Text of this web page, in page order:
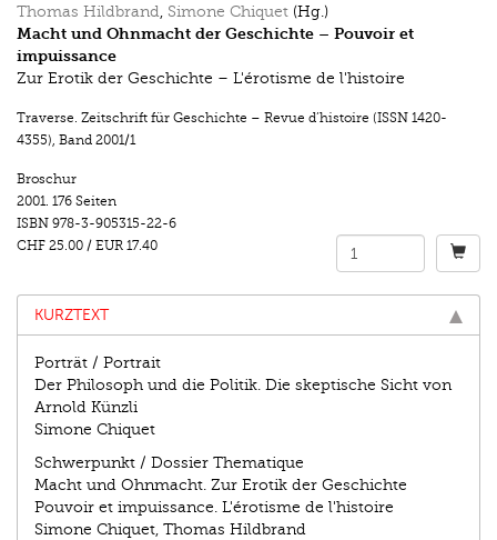
Thomas Hildbrand, Simone Chiquet (Hg.)
Macht und Ohnmacht der Geschichte – Pouvoir et
impuissance
Zur Erotik der Geschichte – L'érotisme de l'histoire
Traverse. Zeitschrift für Geschichte – Revue d’histoire (ISSN 1420-
4355), Band 2001/1
Broschur
2001. 176 Seiten
ISBN 978-3-905315-22-6
CHF 25.00 / EUR 17.40
KURZTEXT
Porträt / Portrait
Der Philosoph und die Politik. Die skeptische Sicht von
Arnold Künzli
Simone Chiquet
Schwerpunkt / Dossier Thematique
Macht und Ohnmacht. Zur Erotik der Geschichte
Pouvoir et impuissance. L'érotisme de l'histoire
Simone Chiquet, Thomas Hildbrand